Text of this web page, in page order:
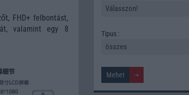
FHD+ felbontást,
valamint egy 8
Tipus :